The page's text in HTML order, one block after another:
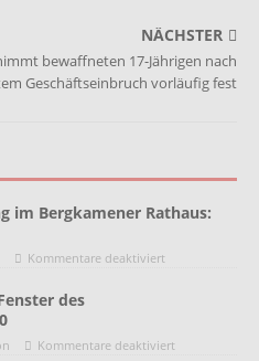
NÄCHSTER
bewaffneten 17-Jährigen nach
Geschäftseinbruch vorläufig fest
im Bergkamener Rathaus:
Kommentare deaktiviert
des
Kommentare deaktiviert